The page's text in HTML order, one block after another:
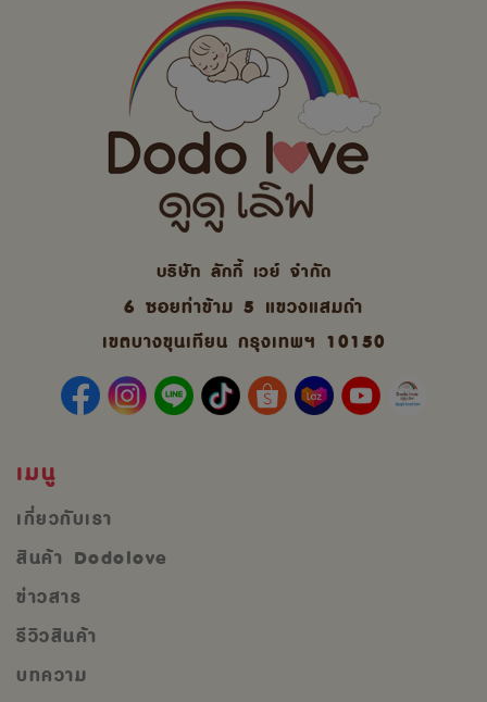
บริษัท ลักกี้ เวย์ จํากัด
6 ซอยท่าข้าม 5 แขวงแสมดำ
เขตบางขุนเทียน กรุงเทพฯ 10150
เมนู
เกี่ยวกับเรา
สินค้า Dodolove
ข่าวสาร
รีวิวสินค้า
บทความ